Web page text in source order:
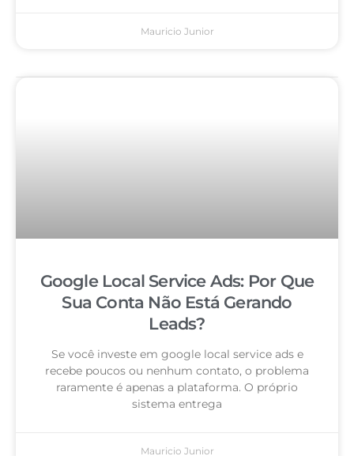
Mauricio Junior
Google Local Service Ads: Por Que
Sua Conta Não Está Gerando
Leads?
Se você investe em google local service ads e
recebe poucos ou nenhum contato, o problema
raramente é apenas a plataforma. O próprio
sistema entrega
Mauricio Junior